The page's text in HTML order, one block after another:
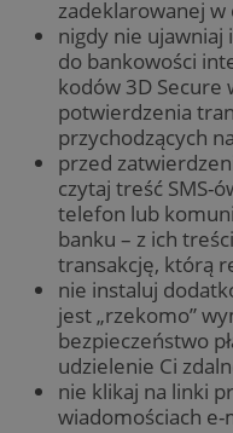
zadeklarowanej w
nigdy nie
do bankowości
kodów 3D
potwierdzenia
przychodzących
przed
czytaj treść SMS-
telefon lub
banku – z ich
transakcję, którą
nie instaluj
jest „rzekomo”
bezpieczeństwo
udzielenie Ci
nie klikaj na linki
wiadomościach e-